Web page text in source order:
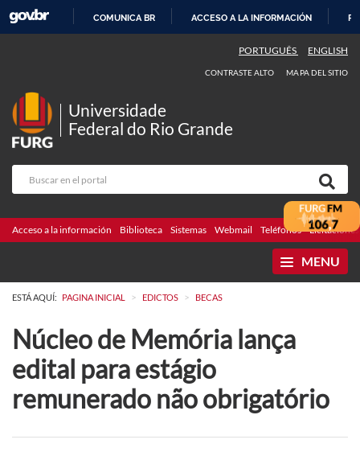
CONTENIDO
COMUNICA BR ACCESO A LA INFORMACIÓN
PORTUGUÊS ENGLISH
CONTRASTE ALTO MAPA DEL SITIO
Universidade
Federal do Rio Grande
Acceso a la información Biblioteca Sistemas Webmail Teléfonos Licitaciones
MENU
ESTÁ AQUÍ: PAGINA INICIAL > EDICTOS > BECAS
Núcleo de Memória lança
edital para estágio
remunerado não obrigatório